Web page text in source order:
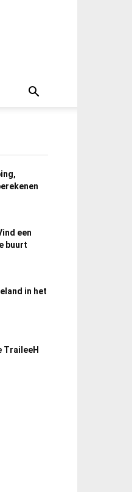
een
buurt
in het
TraileeH